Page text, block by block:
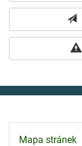
Mapa stránek